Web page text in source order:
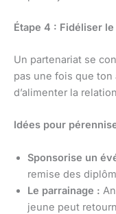
Étape 4 : Fidéliser
Un partenariat se
pas une fois que
d’alimenter la
Idées pour
Sponsorise un
remise des
Le parrainage :
jeune peut